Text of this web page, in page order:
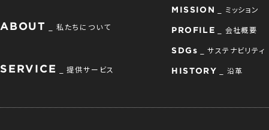
ABOUT 私たちについて
SERVICE 提供サービス
MISSION ミッション
PROFILE 会社概要
SDGs サステナビリティ
HISTORY 沿革